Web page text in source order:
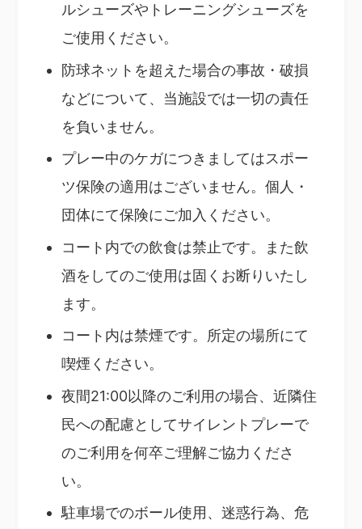
ルシューズやトレーニングシューズを
ご使用ください。
防球ネットを超えた場合の事故・破損
などについて、当施設では一切の責任
を負いません。
プレー中のケガにつきましてはスポー
ツ保険の適用はございません。個人・
団体にて保険にご加入ください。
コート内での飲食は禁止です。また飲
酒をしてのご使用は固くお断りいたし
ます。
コート内は禁煙です。所定の場所にて
喫煙ください。
夜間21:00以降のご利用の場合、近隣住
民への配慮としてサイレントプレーで
のご利用を何卒ご理解ご協力くださ
い。
駐車場でのボール使用、迷惑行為、危